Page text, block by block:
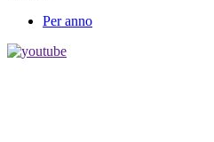
Per anno